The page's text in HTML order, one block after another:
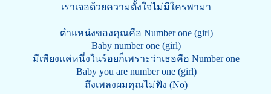
เราเจอด้วยความตั้งใจไม่มีใครพามา
ตำแหน่งของคุณคือ Number one (girl)
Baby number one (girl)
มีเพียงแค่หนึ่งในร้อยก็เพราะว่าเธอคือ Number one
Baby you are number one (girl)
ถึงเพลงผมคุณไม่ฟัง (No)